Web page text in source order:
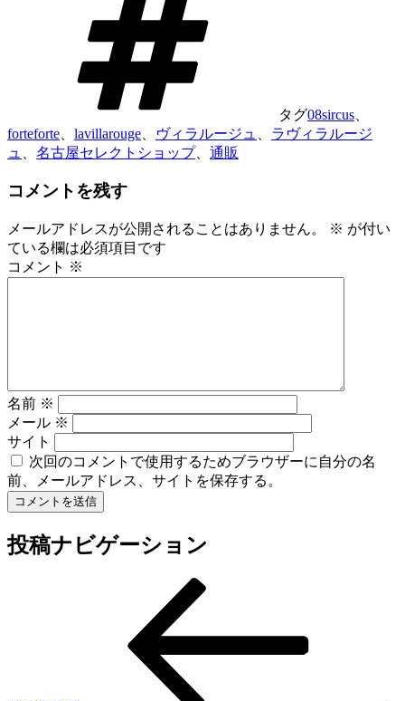
タグ08sircus
forteforte
lavillarouge ヴィラルージュ
ラヴィラルージ
ュ
名古屋セレクトショップ、 通販
コメントを残す
メールアドレスが公開されることはありません。 ※ が付い
ている欄は必須項目です
コメント ※
名前 ※
メール ※
サイト
次回のコメントで使用するためブラウザーに自分の名
前、メールアドレス、サイトを保存する。
投稿ナビゲーション